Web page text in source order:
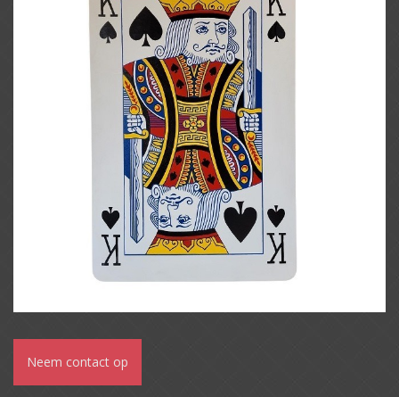
Neem contact op